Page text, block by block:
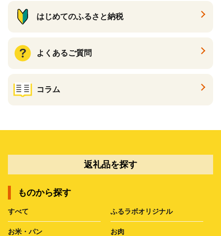
はじめてのふるさと納税
よくあるご質問
コラム
返礼品を探す
ものから探す
すべて ふるラボオリジナル
お米・パン お肉